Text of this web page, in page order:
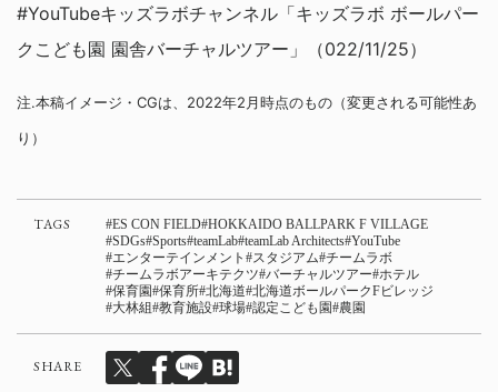
#YouTubeキッズラボチャンネル「キッズラボ ボールパー
クこども園 園舎バーチャルツアー」（022/11/25）
注.本稿イメージ・CGは、2022年2月時点のもの（変更される可能性あ
り）
TAGS ES CON FIELD HOKKAIDO BALLPARK F VILLAGE
SDGs Sports teamLab teamLab Architects YouTube
エンターテインメント
スタジアム チームラボ
チームラボアーキテクツ バーチャルツアー ホテル
保育園 保育所 北海道 北海道ボールパークFビレッジ
大林組 教育施設 球場 認定こども園 農園
SHARE